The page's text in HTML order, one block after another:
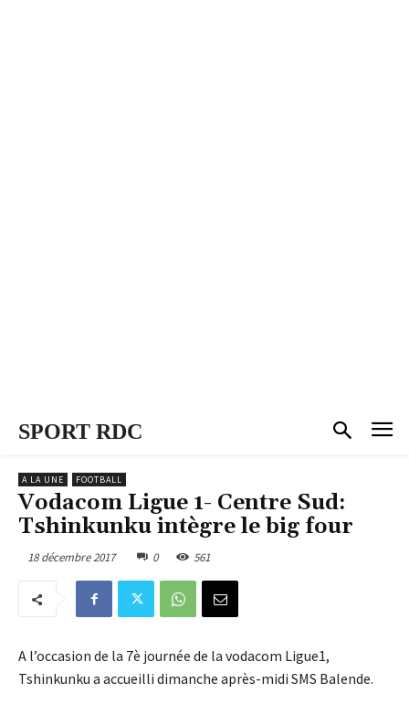
SPORT RDC
A LA UNE FOOTBALL
Vodacom Ligue 1- Centre Sud:
Tshinkunku intègre le big four
18 décembre 2017 0 561
A l’occasion de la 7è journée de la vodacom Ligue1,
Tshinkunku a accueilli dimanche après-midi SMS Balende.